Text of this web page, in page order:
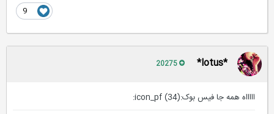
اااااه همه جا فیس بوک:icon_pf (34):